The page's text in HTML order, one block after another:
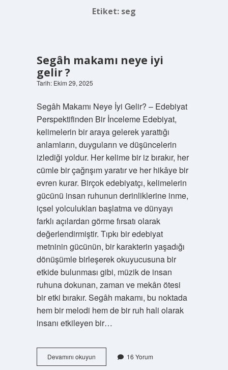
Etiket: seg
Segâh makamı neye iyi
gelir ?
Tarih: Ekim 29, 2025
Segâh Makamı Neye İyi Gelir? – Edebiyat
Perspektifinden Bir İnceleme Edebiyat,
kelimelerin bir araya gelerek yarattığı
anlamların, duyguların ve düşüncelerin
izlediği yoldur. Her kelime bir iz bırakır, her
cümle bir çağrışım yaratır ve her hikâye bir
evren kurar. Birçok edebiyatçı, kelimelerin
gücünü insan ruhunun derinliklerine inme,
içsel yolculukları başlatma ve dünyayı
farklı açılardan görme fırsatı olarak
değerlendirmiştir. Tıpkı bir edebiyat
metninin gücünün, bir karakterin yaşadığı
dönüşümle birleşerek okuyucusuna bir
etkide bulunması gibi, müzik de insan
ruhuna dokunan, zaman ve mekân ötesi
bir etki bırakır. Segâh makamı, bu noktada
hem bir melodi hem de bir ruh hali olarak
insanı etkileyen bir…
Devamını okuyunSegâh
makamı
16 Yorum